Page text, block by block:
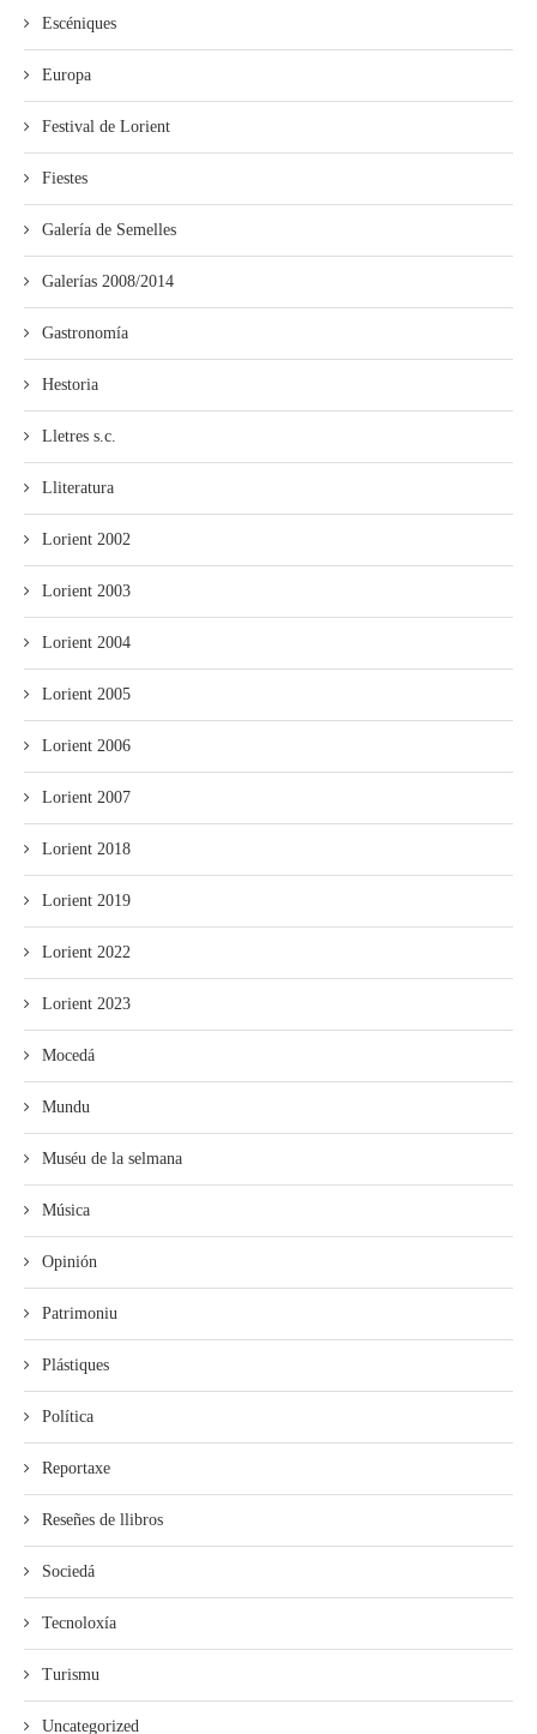
Escéniques
Europa
Festival de Lorient
Fiestes
Galería de Semelles
Galerías 2008/2014
Gastronomía
Hestoria
Lletres s.c.
Lliteratura
Lorient 2002
Lorient 2003
Lorient 2004
Lorient 2005
Lorient 2006
Lorient 2007
Lorient 2018
Lorient 2019
Lorient 2022
Lorient 2023
Mocedá
Mundu
Muséu de la selmana
Música
Opinión
Patrimoniu
Plástiques
Política
Reportaxe
Reseñes de llibros
Sociedá
Tecnoloxía
Turismu
Uncategorized